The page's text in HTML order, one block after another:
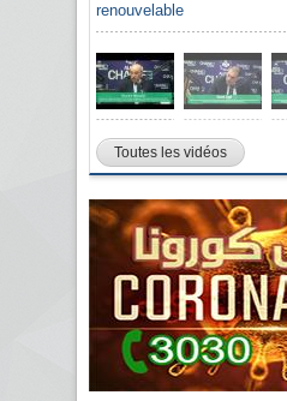
renouvelable
Toutes les vidéos